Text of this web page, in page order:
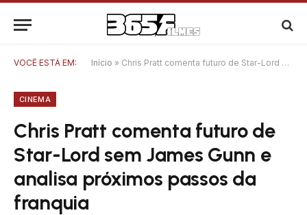
VOCÊ ESTÁ EM: Início » Chris Pratt comenta futuro de Star-Lord sem James Gunn e analisa próximos passos da franquia
CINEMA
Chris Pratt comenta futuro de
Star-Lord sem James Gunn e
analisa próximos passos da
franquia